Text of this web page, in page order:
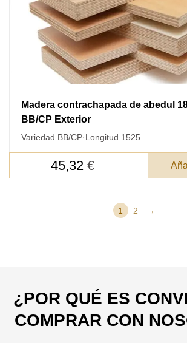
Madera contrachapada de abedul
BB/CP Exterior
Variedad BB/CP·Longitud 1525
45,32 €
1 2 →
¿POR QUÉ ES
COMPRAR CON